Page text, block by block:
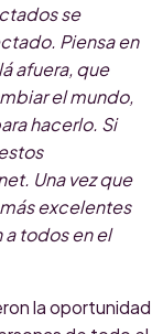
se
Piensa en
afuera, que
el mundo,
hacerlo. Si
Una vez que
excelentes
todos en el
la oportunidad